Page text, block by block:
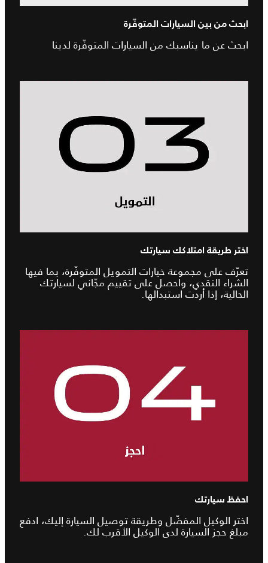
ابحث من بين السيارات المتوفّرة
ابحث عن ما يناسبك من السيارات المتوفّرة لدينا
اختر طريقة امتلاكك سيارتك
تعرّف على مجموعة خيارات التمويل المتوفّرة، بما فيها
الشراء النقدي، واحصل على تقييم مجّاني لسيارتك
الحالية، إذا أردت استبدالها.
احفظ سيارتك
اختر الوكيل المفضّل وطريقة توصيل السيارة إليك، ادفع
مبلغ حجز السيارة لدى الوكيل الأقرب لك.